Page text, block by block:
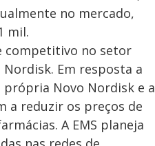
no mercado,
mil.
competitivo no setor
Em resposta a
própria Novo Nordisk e a
a reduzir os preços de
A EMS planeja